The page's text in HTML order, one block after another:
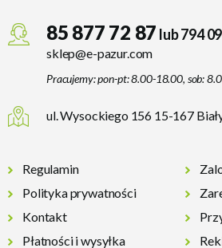
85 877 72 87 lub 794
sklep@e-pazur.com
Pracujemy: pon-pt: 8.00-18.00, sob:
ul. Wysockiego 156 15-167
Regulamin
Polityka prywatności
Kontakt
Płatności i wysyłka